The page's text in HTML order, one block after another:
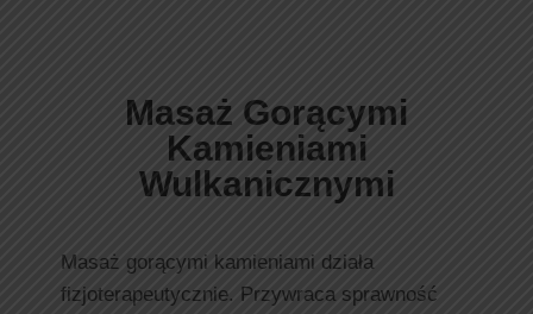
Masaż Gorącymi
Kamieniami
Wulkanicznymi
Masaż gorącymi kamieniami działa
fizjoterapeutycznie. Przywraca sprawność